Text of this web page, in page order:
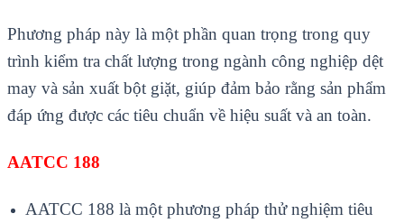
Phương pháp này là một phần quan trọng trong quy
trình kiểm tra chất lượng trong ngành công nghiệp dệt
may và sản xuất bột giặt, giúp đảm bảo rằng sản phẩm
đáp ứng được các tiêu chuẩn về hiệu suất và an toàn.
AATCC 188
AATCC 188 là một phương pháp thử nghiệm tiêu